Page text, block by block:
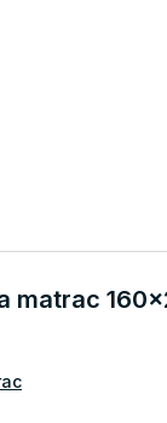
matrac